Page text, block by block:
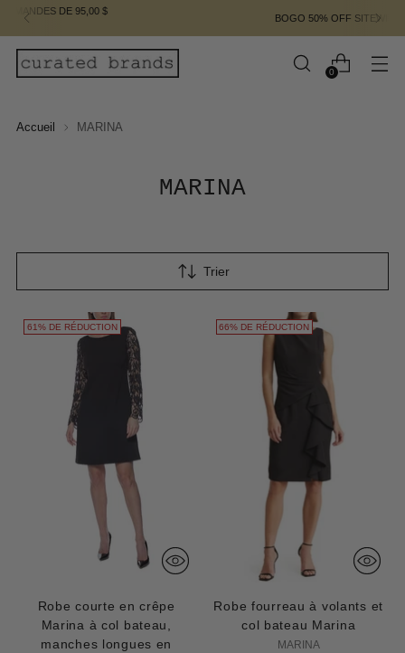
BOGO 50% OFF SITEWIDE | ENDS MAR 22
0
Accueil MARINA
MARINA
Trier
61% DE RÉDUCTION
Robe courte en crêpe
Marina à col bateau,
manches longues en
66% DE RÉDUCTION
Robe fourreau à volants et
col bateau Marina
MARINA